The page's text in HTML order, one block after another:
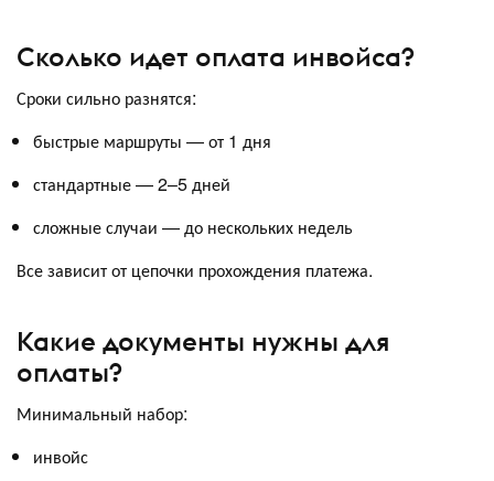
Сколько идет оплата инвойса?
Сроки сильно разнятся:
быстрые маршруты — от 1 дня
стандартные — 2–5 дней
сложные случаи — до нескольких недель
Все зависит от цепочки прохождения платежа.
Какие документы нужны для
оплаты?
Минимальный набор:
инвойс